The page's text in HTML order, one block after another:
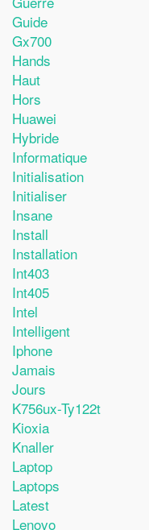
Guide
Gx700
Hands
Haut
Hors
Huawei
Hybride
Informatique
Initialisation
Initialiser
Insane
Install
Installation
Int403
Int405
Intel
Intelligent
Iphone
Jamais
Jours
K756ux-Ty122t
Kioxia
Knaller
Laptop
Laptops
Latest
Lenovo